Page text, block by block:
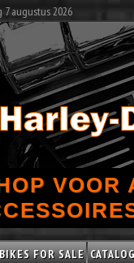
7 augustus 2026
VOOR
FOR SALE